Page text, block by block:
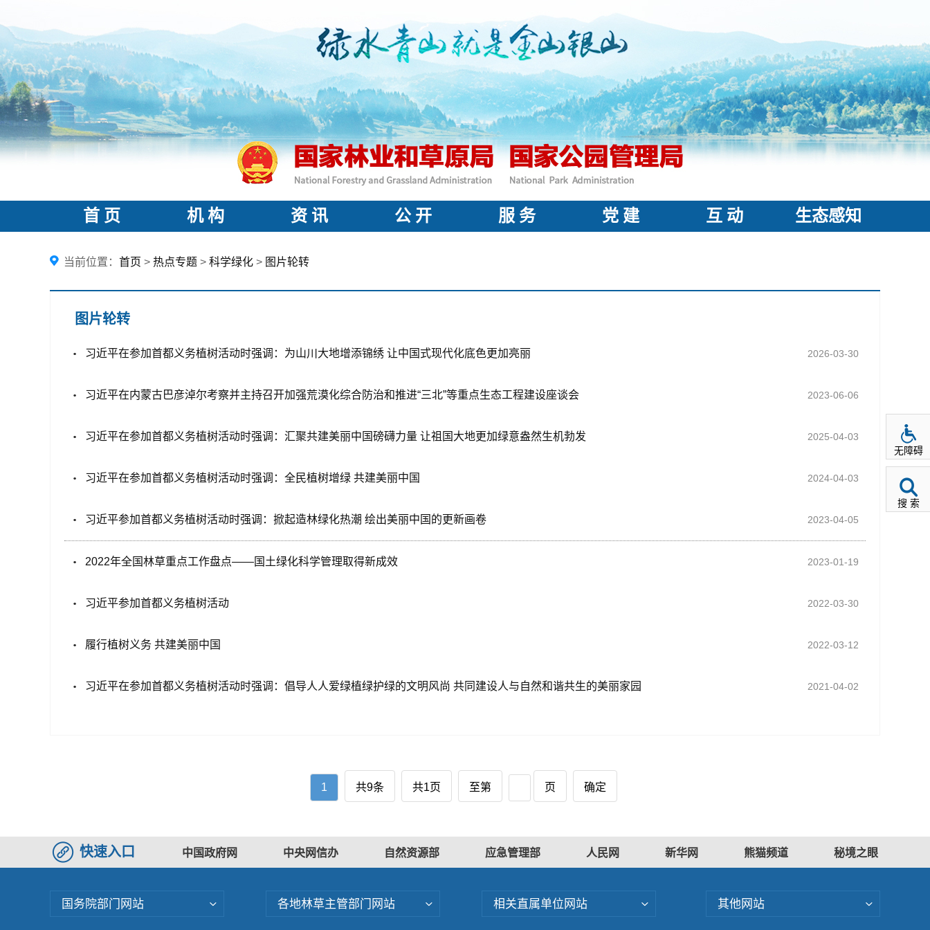
首 页 机 构 资 讯 公 开 服 务 党 建 互 动 生态感知
当前位置： 首页 > 热点专题 > 科学绿化 > 图片轮转
图片轮转
2026-03-30
习近平在参加首都义务植树活动时强调：为山川大地增添锦绣 让中国式现代化底色更加亮丽
2023-06-06
习近平在内蒙古巴彦淖尔考察并主持召开加强荒漠化综合防治和推进“三北”等重点生态工程建设座谈会
2025-04-03
习近平在参加首都义务植树活动时强调：汇聚共建美丽中国磅礴力量 让祖国大地更加绿意盎然生机勃发
2024-04-03
习近平在参加首都义务植树活动时强调：全民植树增绿 共建美丽中国
2023-04-05
习近平参加首都义务植树活动时强调：掀起造林绿化热潮 绘出美丽中国的更新画卷
2023-01-19
2022年全国林草重点工作盘点——国土绿化科学管理取得新成效
2022-03-30
习近平参加首都义务植树活动
2022-03-12
履行植树义务 共建美丽中国
2021-04-02
习近平在参加首都义务植树活动时强调：倡导人人爱绿植绿护绿的文明风尚 共同建设人与自然和谐共生的美丽家园
1 共9条 共1页 至第 页 确定
快速入口 中国政府网 中央网信办 自然资源部 应急管理部 人民网 新华网 熊猫频道 秘境之眼
国务院部门网站 各地林草主管部门网站 相关直属单位网站 其他网站
无障碍
搜 索